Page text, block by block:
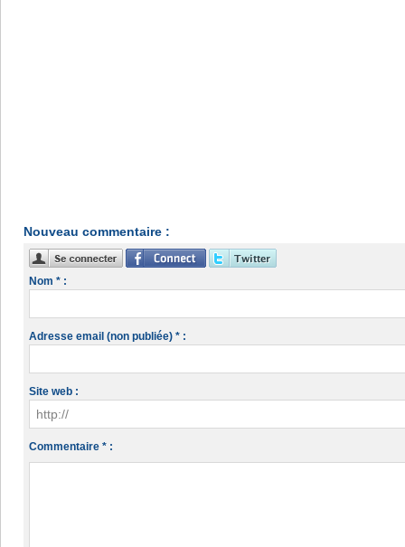
Nouveau commentaire :
Nom * :
Adresse email (non publiée) * :
Site web :
Commentaire * :